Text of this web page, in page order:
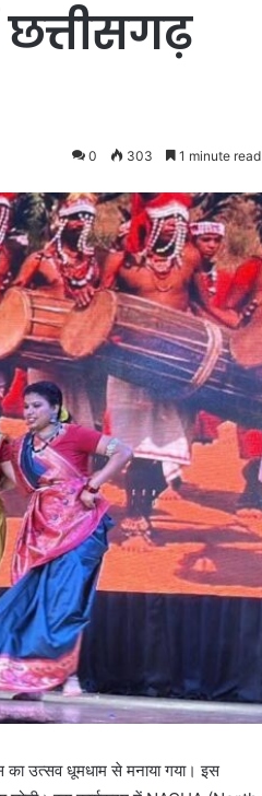
0 303 1 minute read
का उत्सव धूमधाम से मनाया गया। इस